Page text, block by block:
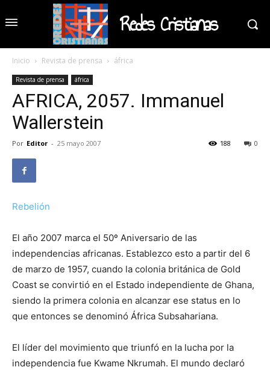
Redes Cristianas
Inicio Revista de prensa áfrica
Revista de prensa áfrica
AFRICA, 2057. Immanuel
Wallerstein
Por Editor - 25 mayo 2007 0
188
Rebelión
El año 2007 marca el 50º Aniversario de las
independencias africanas. Establezco esto a partir del 6
de marzo de 1957, cuando la colonia británica de Gold
Coast se convirtió en el Estado independiente de Ghana,
siendo la primera colonia en alcanzar ese status en lo
que entonces se denominó África Subsahariana.
El líder del movimiento que triunfó en la lucha por la
independencia fue Kwame Nkrumah. El mundo declaró